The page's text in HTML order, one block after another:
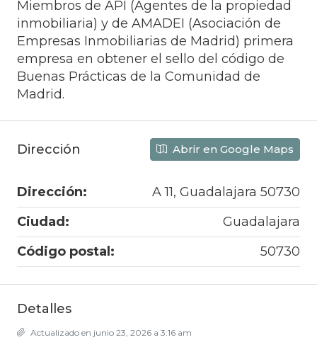
Miembros de API (Agentes de la propiedad
inmobiliaria) y de AMADEI (Asociación de
Empresas Inmobiliarias de Madrid) primera
empresa en obtener el sello del código de
Buenas Prácticas de la Comunidad de
Madrid.
Dirección Abrir en Google Maps
Dirección:
A 11, Guadalajara 50730
Ciudad:
Guadalajara
Código postal:
50730
Detalles
Actualizado en junio 23, 2026 a 3:16 am